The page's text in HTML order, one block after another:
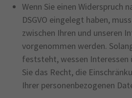
Wenn Sie einen Widerspruch
DSGVO eingelegt haben,
zwischen Ihren und unseren
vorgenommen werden.
feststeht, wessen Interessen
Sie das Recht, die
Ihrer personenbezogenen